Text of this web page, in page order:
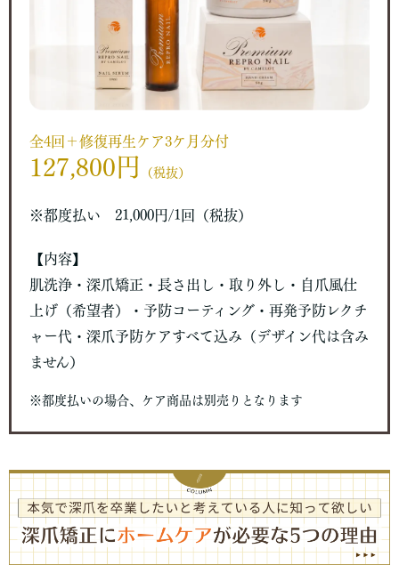
全4回＋修復再生ケア3ケ月分付
127,800円 （税抜）
※都度払い 21,000円/1回（税抜）
【内容】
肌洗浄・深爪矯正・長さ出し・取り外し・自爪風仕
上げ（希望者）・予防コーティング・再発予防レクチ
ャー代・ 深爪予防ケアすべて込み（デザイン代は含み
ません）
※都度払いの場合、ケア商品は別売りとなります